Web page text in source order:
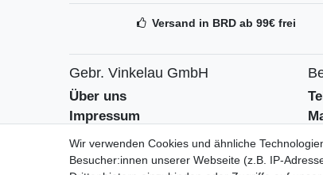
Versand in BRD ab 99€ frei
Gebr. Vinkelau GmbH
Über uns
Impressum
AGB
Datenschutzerklärung
Wir verwenden Cookies und ähnliche
Besucher:innen unserer Webseite (z.B. IP-